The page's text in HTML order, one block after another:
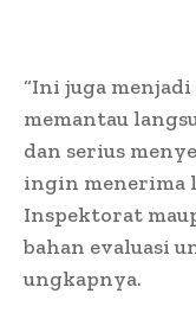
“Ini juga
memantau
dan serius
ingin menerima
Inspektorat
bahan evaluasi
ungkapnya.